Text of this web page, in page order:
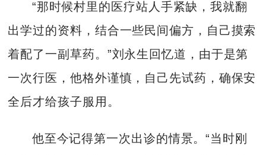
“那时候村里的医疗站人手紧缺，我就翻
出学过的资料，结合一些民间偏方，自己摸索
着配了一副草药。”刘永生回忆道，由于是第
一次行医，他格外谨慎，自己先试药，确保安
全后才给孩子服用。
他至今记得第一次出诊的情景。“当时刚